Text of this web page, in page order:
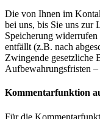
Die von Ihnen im
bei uns, bis Sie uns
Speicherung
entfällt (z.B. nach
Zwingende gesetzliche
Aufbewahrungsfristen
Kommentarfunktion
Für die